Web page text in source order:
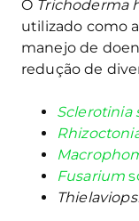
O Trichoderma
utilizado como
manejo de
redução de
Sclerotinia
Fusarium